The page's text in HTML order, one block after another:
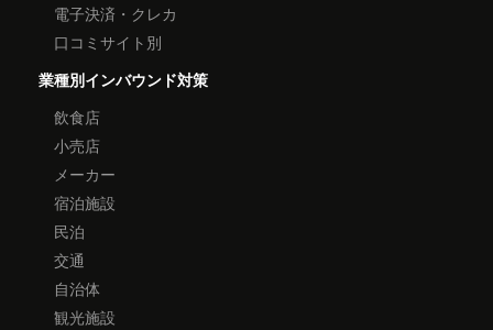
電子決済・クレカ
口コミサイト別
業種別インバウンド対策
飲食店
小売店
メーカー
宿泊施設
民泊
交通
自治体
観光施設